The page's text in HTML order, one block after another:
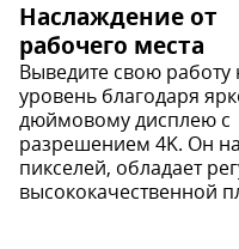
Наслаждение от
рабочего места
Выведите свою
уровень благодаря
дюймовому дисплею с
разрешением 4K. Он
пикселей, обладает
высококачественной